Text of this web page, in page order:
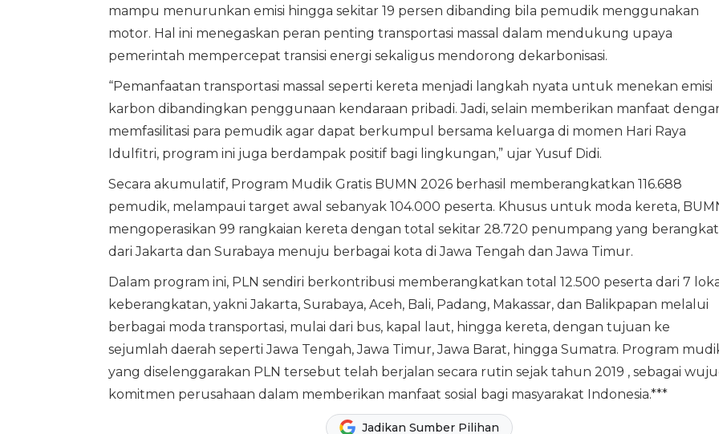
mampu menurunkan emisi hingga sekitar 19 persen dibanding bila pemudik menggunakan
motor. Hal ini menegaskan peran penting transportasi massal dalam mendukung upaya
pemerintah mempercepat transisi energi sekaligus mendorong dekarbonisasi.
“Pemanfaatan transportasi massal seperti kereta menjadi langkah nyata untuk menekan emisi
karbon dibandingkan penggunaan kendaraan pribadi. Jadi, selain memberikan manfaat
memfasilitasi para pemudik agar dapat berkumpul bersama keluarga di momen Hari Raya
Idulfitri, program ini juga berdampak positif bagi lingkungan,” ujar Yusuf Didi.
Secara akumulatif, Program Mudik Gratis BUMN 2026 berhasil memberangkatkan 116.688
pemudik, melampaui target awal sebanyak 104.000 peserta. Khusus untuk moda kereta,
mengoperasikan 99 rangkaian kereta dengan total sekitar 28.720 penumpang yang berangkat
dari Jakarta dan Surabaya menuju berbagai kota di Jawa Tengah dan Jawa Timur.
Dalam program ini, PLN sendiri berkontribusi memberangkatkan total 12.500 peserta dari 7
keberangkatan, yakni Jakarta, Surabaya, Aceh, Bali, Padang, Makassar, dan Balikpapan melalui
berbagai moda transportasi, mulai dari bus, kapal laut, hingga kereta, dengan tujuan ke
sejumlah daerah seperti Jawa Tengah, Jawa Timur, Jawa Barat, hingga Sumatra. Program
yang diselenggarakan PLN tersebut telah berjalan secara rutin sejak tahun 2019 , sebagai
komitmen perusahaan dalam memberikan manfaat sosial bagi masyarakat Indonesia.***
Jadikan Sumber Pilihan